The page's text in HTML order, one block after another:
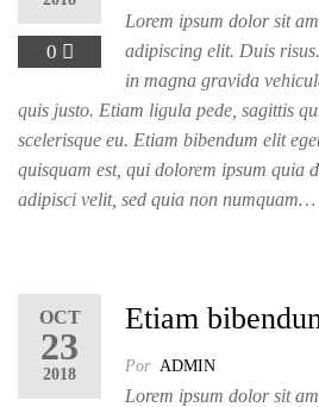
0
Lorem ipsum dolor sit
adipiscing elit. Duis
in magna gravida
quis justo. Etiam ligula pede, sagittis
scelerisque eu. Etiam bibendum elit
quisquam est, qui dolorem ipsum quia
adipisci velit, sed quia non numquam…
OCT
23
2018
Etiam
Por ADMIN
Lorem ipsum dolor sit